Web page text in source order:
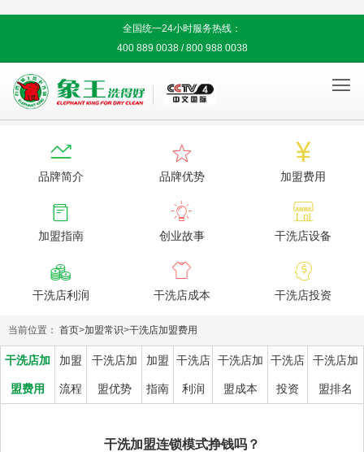
全国统一24小时服务热线：
400 889 0038 / 800 988 0038


品牌简介

品牌优势

加盟费用

加盟指南

创业故事

干洗店设备

干洗店利润

干洗店成本

干洗店投资
当前位置： 首页>加盟常识>干洗店加盟费用
干洗店加
盟费用
加盟
流程
干洗店加
盟优势
加盟
指南
干洗店
利润
干洗店加
盟成本
干洗店
投资
干洗店加
盟排名
干洗加盟连锁模式挣钱吗？